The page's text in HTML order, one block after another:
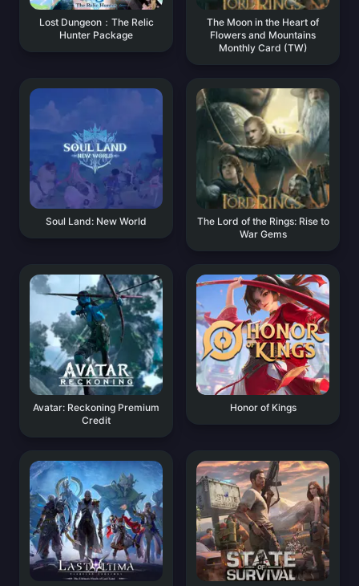
Lost Dungeon：The Relic
Hunter Package
The Moon in the Heart of
Flowers and Mountains
Monthly Card (TW)
Soul Land: New World
The Lord of the Rings: Rise to
War Gems
Avatar: Reckoning Premium
Credit
Honor of Kings